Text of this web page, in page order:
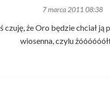
7 marca 2011 08:38
czuję, że Oro będzie chciał ją
wiosenna, czylu